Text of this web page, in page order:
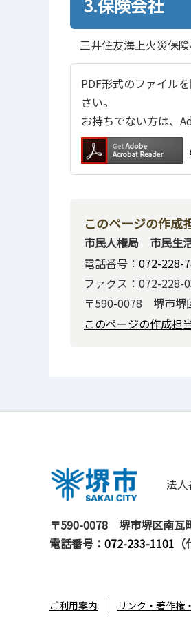
3.保険会社
三井住友海上火災保
PDF形式のファイル
さい。
お持ちでない方は、
このページの作成
市民人権局 市民生
電話番号： 072-228-
ファクス：072-228-
〒590-0078 堺市堺
このページの作成担
法
〒590-0078
堺市堺区南瓦
電話番号： 072-233-1101
ご利用案内 リンク・著作権